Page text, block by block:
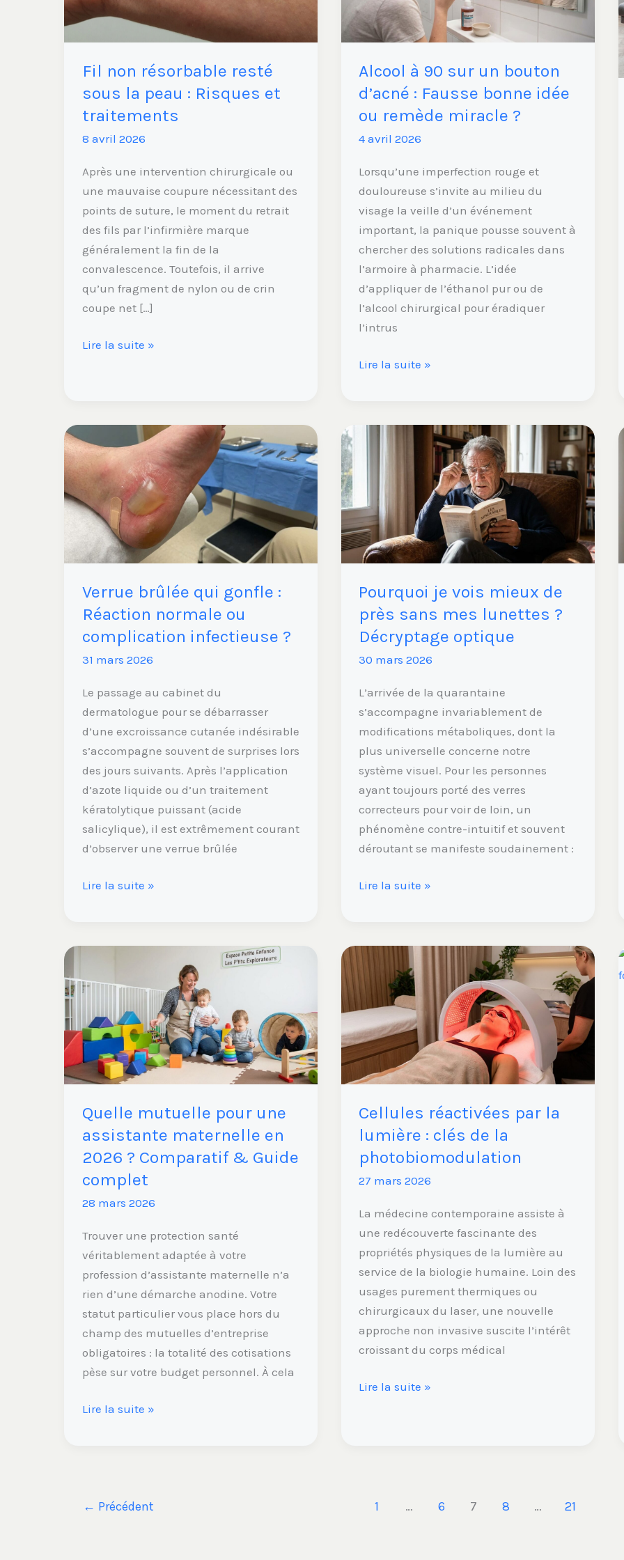
Fil non résorbable resté
sous la peau : Risques et
traitements
8 avril 2026
Après une intervention chirurgicale ou
une mauvaise coupure nécessitant des
points de suture, le moment du retrait
des fils par l’infirmière marque
généralement la fin de la
convalescence. Toutefois, il arrive
qu’un fragment de nylon ou de crin
coupe net […]
Risques
et
traitements
Lire la suite »
Alcool à 90 sur un bouton
d’acné : Fausse bonne idée
ou remède miracle ?
4 avril 2026
Lorsqu’une imperfection rouge et
douloureuse s’invite au milieu du
visage la veille d’un événement
important, la panique pousse souvent à
chercher des solutions radicales dans
l’armoire à pharmacie. L’idée
d’appliquer de l’éthanol pur ou de
l’alcool chirurgical pour éradiquer
l’intrus
bouton
d’acné
Fausse
bonne
remède
miracle
?
Lire la suite »
Verrue brûlée qui gonfle :
Réaction normale ou
complication infectieuse ?
31 mars 2026
Le passage au cabinet du
dermatologue pour se débarrasser
d’une excroissance cutanée indésirable
s’accompagne souvent de surprises lors
des jours suivants. Après l’application
d’azote liquide ou d’un traitement
kératolytique puissant (acide
salicylique), il est extrêmement courant
d’observer une verrue brûlée
brûlée
qui
gonfle
:
Réaction
normale
complication
infectieuse
Lire la suite »
Pourquoi je vois mieux de
près sans mes lunettes ?
Décryptage optique
30 mars 2026
L’arrivée de la quarantaine
s’accompagne invariablement de
modifications métaboliques, dont la
plus universelle concerne notre
système visuel. Pour les personnes
ayant toujours porté des verres
correcteurs pour voir de loin, un
phénomène contre-intuitif et souvent
déroutant se manifeste soudainement :
Pourquoi
mieux
de
près
sans
lunettes
?
Décryptage
optique
Lire la suite »
Quelle mutuelle pour une
assistante maternelle en
2026 ? Comparatif & Guide
complet
28 mars 2026
Trouver une protection santé
véritablement adaptée à votre
profession d’assistante maternelle n’a
rien d’une démarche anodine. Votre
statut particulier vous place hors du
champ des mutuelles d’entreprise
obligatoires : la totalité des cotisations
pèse sur votre budget personnel. À cela
pour
une
assistante
maternelle
?
Comparatif
&
complet
Lire la suite »
Cellules réactivées par la
lumière : clés de la
photobiomodulation
27 mars 2026
La médecine contemporaine assiste à
une redécouverte fascinante des
propriétés physiques de la lumière au
service de la biologie humaine. Loin des
usages purement thermiques ou
chirurgicaux du laser, une nouvelle
approche non invasive suscite l’intérêt
croissant du corps médical
Cellules
réactivées
la
lumière
clés
la
photobiomodulation
Lire la suite »
← Précédent 1 … 6 7 8 … 21